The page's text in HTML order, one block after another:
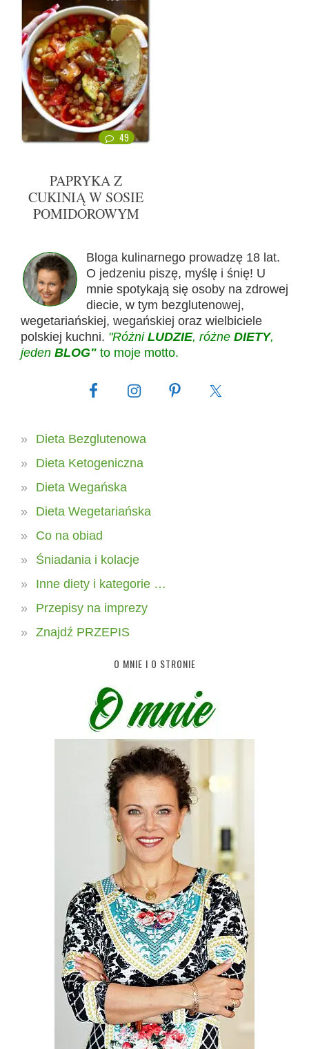
49
PAPRYKA Z
CUKINIĄ W SOSIE
POMIDOROWYM
Bloga kulinarnego prowadzę 18 lat.
O jedzeniu piszę, myślę i śnię! U
mnie spotykają się osoby na zdrowej
diecie, w tym bezglutenowej,
wegetariańskiej, wegańskiej oraz wielbiciele
polskiej kuchni. "Różni LUDZIE, różne DIETY,
jeden BLOG" to moje motto.
Dieta Bezglutenowa
Dieta Ketogeniczna
Dieta Wegańska
Dieta Wegetariańska
Co na obiad
Śniadania i kolacje
Inne diety i kategorie …
Przepisy na imprezy
Znajdź PRZEPIS
O MNIE I O STRONIE